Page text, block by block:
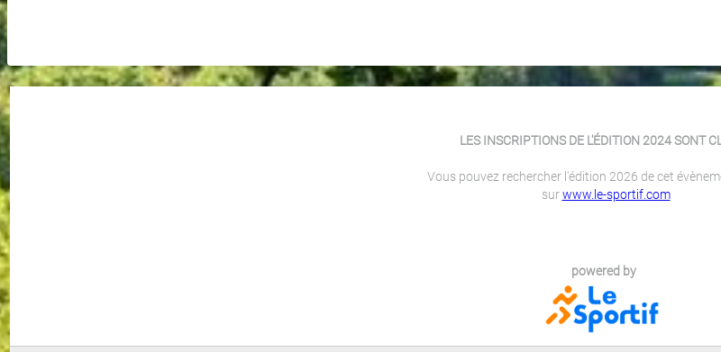
LES INSCRIPTIONS DE L'ÉDITION 2024 SONT
Vous pouvez rechercher l'édition 2026 de cet
surwww.le-sportif.com
powered by